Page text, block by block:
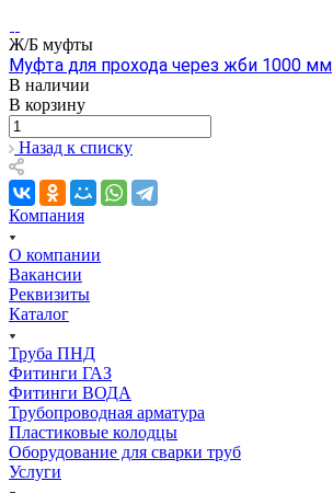
Ж/Б муфты
Муфта для прохода через жби 1000 мм
В наличии
В корзину
Назад к списку
Компания
О компании
Вакансии
Реквизиты
Каталог
Труба ПНД
Фитинги ГАЗ
Фитинги ВОДА
Трубопроводная арматура
Пластиковые колодцы
Оборудование для сварки труб
Услуги